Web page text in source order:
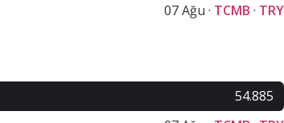
07 Ağu · TCMB · TRY
54.885